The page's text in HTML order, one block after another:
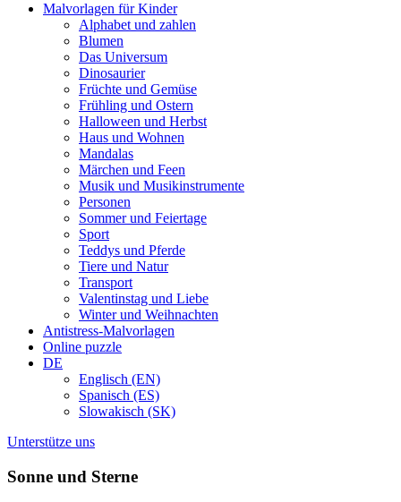
Malvorlagen für Kinder
Alphabet und zahlen
Blumen
Das Universum
Dinosaurier
Früchte und Gemüse
Frühling und Ostern
Halloween und Herbst
Haus und Wohnen
Mandalas
Märchen und Feen
Musik und Musikinstrumente
Personen
Sommer und Feiertage
Sport
Teddys und Pferde
Tiere und Natur
Transport
Valentinstag und Liebe
Winter und Weihnachten
Antistress-Malvorlagen
Online puzzle
DE
Englisch (EN)
Spanisch (ES)
Slowakisch (SK)
Unterstütze uns
Sonne und Sterne